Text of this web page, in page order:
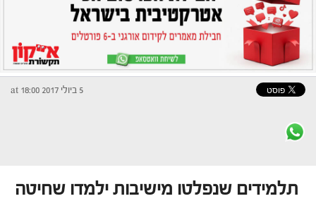
5 ביולי 2017 at 18:00
תלמידים שנפלטו מישיבות ילמדו שחיטה